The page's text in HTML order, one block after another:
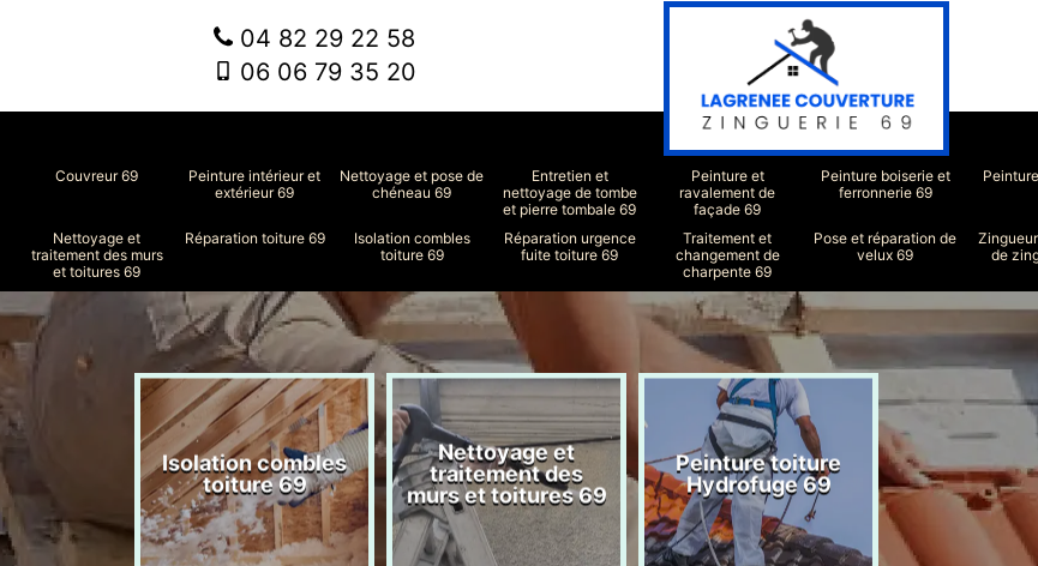
04 82 29 22 58
06 06 79 35 20
Couvreur 69
Peinture intérieur et
extérieur 69
Nettoyage et pose de
chéneau 69
Entretien et
nettoyage de tombe
et pierre tombale 69
Peinture et
ravalement de
façade 69
Peinture boiserie et
ferronnerie 69
Nettoyage et
traitement des murs
et toitures 69
Réparation toiture 69
Isolation combles
toiture 69
Réparation urgence
fuite toiture 69
Traitement et
changement de
charpente 69
Pose et réparation de
velux 69
de
de
69
Isolation combles
toiture 69
Nettoyage et
traitement des
murs et toitures 69
Peinture toiture
Hydrofuge 69
Réparation
69